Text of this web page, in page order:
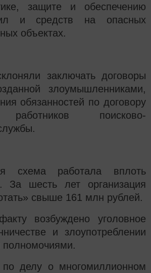
защите и обеспечению
и средств на опасных
объектах.
заключать договоры
злоумышленниками,
обязанностей по договору
работников поисково-
схема работала вплоть
За шесть лет организация
свыше 161 млн рублей.
возбуждено уголовное
и злоупотреблении
по делу о многомиллионном